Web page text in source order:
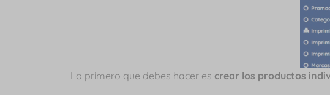
Lo primero que debes hacer es crear los productos